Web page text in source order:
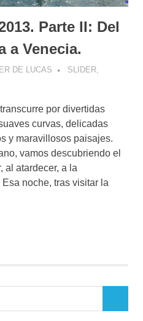
Parte II: Del
a Venecia.
DE LUCAS SLIDER,
por divertidas
curvas, delicadas
y maravillosos paisajes.
vamos descubriendo el
al atardecer, a la
noche, tras visitar la